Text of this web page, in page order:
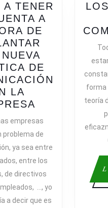
A TENER
A
DE
DE
LA
EN
CUENTA
A
LA
HORA
DE
empresas
problema de
ya sea entre
entre los
de directivos
…, yo
a decir que es
forma
teoría